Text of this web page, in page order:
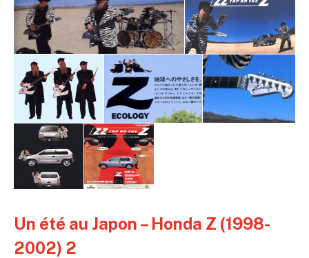
Un été au Japon – Honda Z (1998-
2002) 2